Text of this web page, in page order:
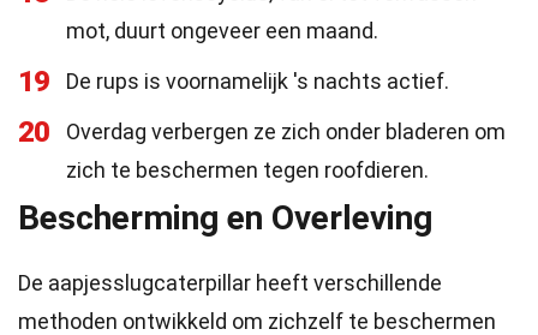
mot, duurt ongeveer een maand.
19 De rups is voornamelijk 's nachts actief.
20
Overdag verbergen ze zich onder bladeren om
zich te beschermen tegen roofdieren.
Bescherming en Overleving
De aapjesslugcaterpillar heeft verschillende
methoden ontwikkeld om zichzelf te beschermen